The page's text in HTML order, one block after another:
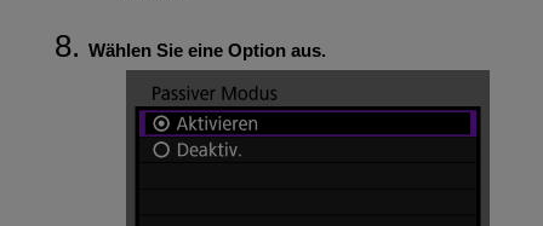
Wählen Sie eine Option aus.